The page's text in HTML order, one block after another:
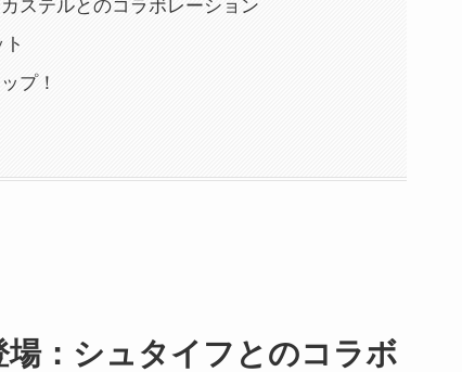
ステルとのコラボレーション
プ！
場： シュタイフとのコラボ